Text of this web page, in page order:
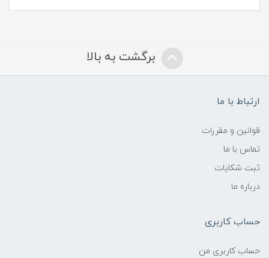
برگشت به بالا
ارتباط با ما
قوانین و مقررات
تماس با ما
ثبت شکایات
درباره ما
حساب کاربری
حساب کاربری من